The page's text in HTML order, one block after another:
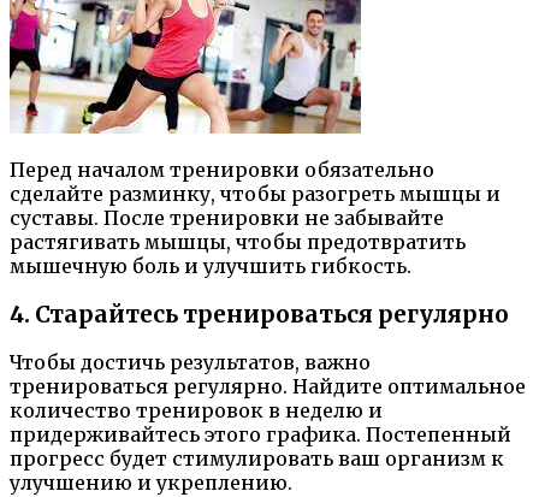
Перед началом тренировки обязательно
сделайте разминку, чтобы разогреть мышцы и
суставы. После тренировки не забывайте
растягивать мышцы, чтобы предотвратить
мышечную боль и улучшить гибкость.
4. Старайтесь тренироваться регулярно
Чтобы достичь результатов, важно
тренироваться регулярно. Найдите оптимальное
количество тренировок в неделю и
придерживайтесь этого графика. Постепенный
прогресс будет стимулировать ваш организм к
улучшению и укреплению.